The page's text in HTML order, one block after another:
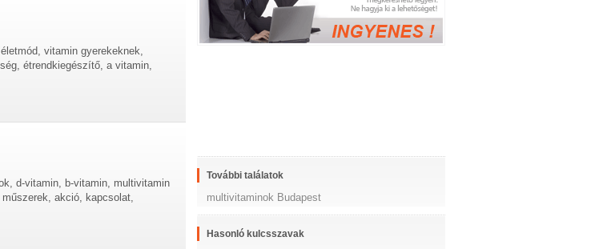
vitamin gyerekeknek,
étrendkiegészítő, a vitamin,
d-vitamin, b-vitamin, multivitamin
akció, kapcsolat,
További találatok
multivitaminok Budapest
Hasonló kulcsszavak